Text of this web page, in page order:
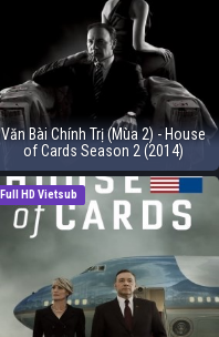
Văn Bài Chính Trị (Mùa 2) - House
of Cards Season 2 (2014)
Full HD Vietsub